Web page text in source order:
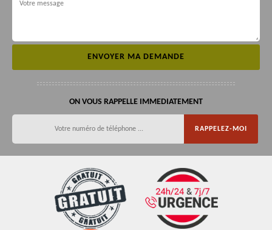
ON VOUS RAPPELLE IMMEDIATEMENT